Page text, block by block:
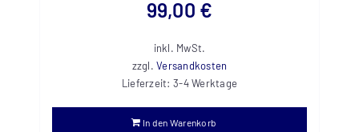
99,00 €
inkl. MwSt.
zzgl.Versandkosten
Lieferzeit: 3-4 Werktage
In den Warenkorb